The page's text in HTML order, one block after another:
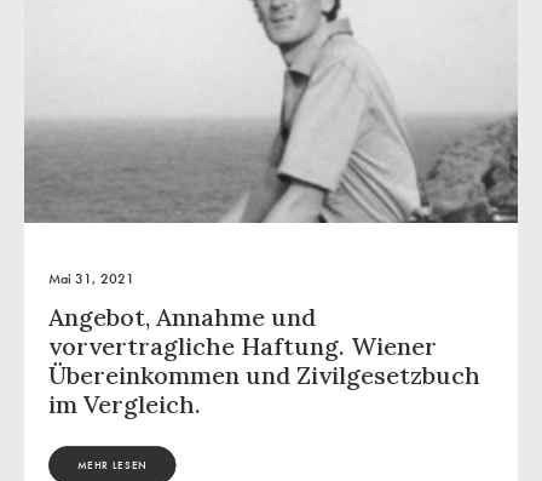
Mai 31, 2021
Angebot, Annahme und
vorvertragliche Haftung. Wiener
Übereinkommen und Zivilgesetzbuch
im Vergleich.
MEHR LESEN